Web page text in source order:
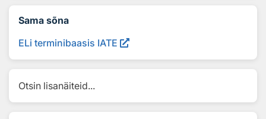
Sama sõna
ELi terminibaasis IATE
Otsin lisanäiteid...